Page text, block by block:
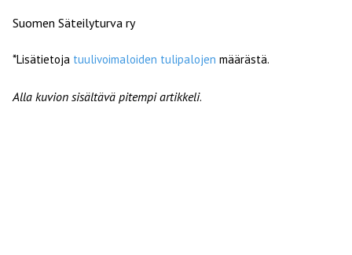
Suomen Säteilyturva ry
*Lisätietoja tuulivoimaloiden tulipalojen määrästä.
Alla kuvion sisältävä pitempi artikkeli.